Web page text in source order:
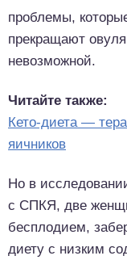
проблемы,
прекращают
невозможной.
Читайте также:
Кето-диета —
яичников
Но в
с СПКЯ, две
бесплодием,
диету с низким